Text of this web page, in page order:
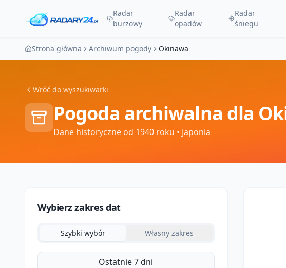
Radar
burzowy
Radar
opadów
Radar
śniegu
Strona główna Archiwum pogody Okinawa
Wróć do wyszukiwarki
Pogoda archiwalna dla
Dane historyczne od 1940 roku • Japonia
Wybierz zakres dat
Szybki wybór Własny zakres
Ostatnie 7 dni